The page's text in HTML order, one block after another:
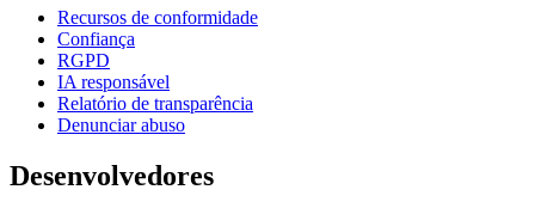
Recursos de conformidade
Confiança
RGPD
IA responsável
Relatório de transparência
Denunciar abuso
Desenvolvedores